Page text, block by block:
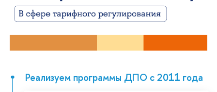
Реализуем программы ДПО с 2011 года